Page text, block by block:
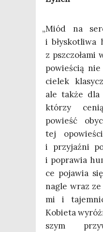
„Miód na
i bły­sko­tli­wa
z psz­czo­ła­mi
powie­ścią
cie­lek
ale tak­że dla
któ­rzy
powieść
tej
i przy­jaź­ni
i popra­wia
ce poja­wia
nagle wraz
mi i
Kobie­ta
szym